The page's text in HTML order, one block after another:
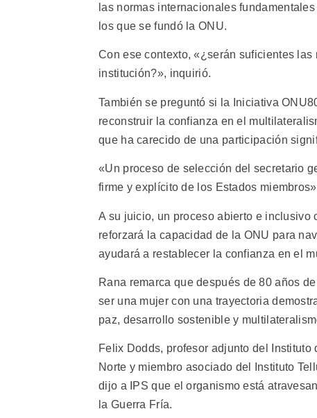
las normas internacionales
los que se fundó la ONU.
Con ese contexto, «¿serán suficientes
institución?», inquirió.
También se preguntó si la Iniciativa
reconstruir la confianza en el
que ha carecido de una participación
«Un proceso de selección del secretario
firme y explícito de los Estados
A su juicio, un proceso abierto e
reforzará la capacidad de la ONU para
ayudará a restablecer la confianza en el
Rana remarca que después de 80 años
ser una mujer con una trayectoria
paz, desarrollo sostenible y
Felix Dodds, profesor adjunto del
Norte y miembro asociado del Instituto
dijo a IPS que el organismo está
la Guerra Fría.